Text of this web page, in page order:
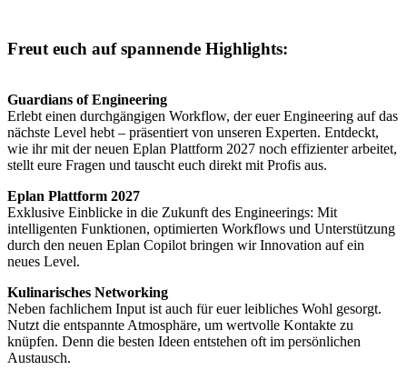
Freut euch auf spannende Highlights:
Guardians of Engineering
Erlebt einen durchgängigen Workflow, der euer Engineering auf das
nächste Level hebt – präsentiert von unseren Experten. Entdeckt,
wie ihr mit der neuen Eplan Plattform 2027 noch effizienter arbeitet,
stellt eure Fragen und tauscht euch direkt mit Profis aus.
Eplan Plattform 2027
Exklusive Einblicke in die Zukunft des Engineerings: Mit
intelligenten Funktionen, optimierten Workflows und Unterstützung
durch den neuen Eplan Copilot bringen wir Innovation auf ein
neues Level.
Kulinarisches Networking
Neben fachlichem Input ist auch für euer leibliches Wohl gesorgt.
Nutzt die entspannte Atmosphäre, um wertvolle Kontakte zu
knüpfen. Denn die besten Ideen entstehen oft im persönlichen
Austausch.